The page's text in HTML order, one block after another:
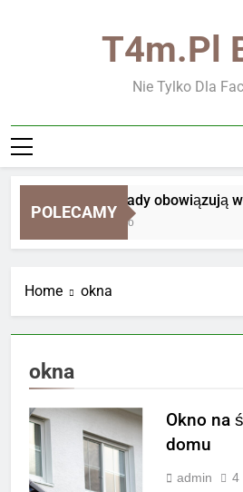
T4m.pl
Nie Tylko Dla
POLECAMY
Jakie zasady obowiązują
1 Tydzień Ago
Home okna
okna
Okno na
domu
admin 4